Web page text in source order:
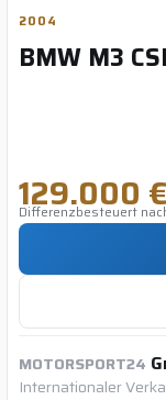
2004
BMW M3
129.000 €
Differenzbesteuert
MOTORSPORT24
Internationaler